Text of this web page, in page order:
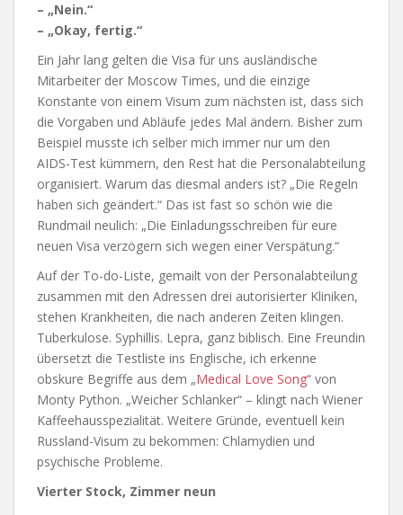
– „Nein.“
– „Okay, fertig.“
Ein Jahr lang gelten die Visa für uns ausländische
Mitarbeiter der Moscow Times, und die einzige
Konstante von einem Visum zum nächsten ist, dass sich
die Vorgaben und Abläufe jedes Mal ändern. Bisher zum
Beispiel musste ich selber mich immer nur um den
AIDS-Test kümmern, den Rest hat die Personalabteilung
organisiert. Warum das diesmal anders ist? „Die Regeln
haben sich geändert.“ Das ist fast so schön wie die
Rundmail neulich: „Die Einladungsschreiben für eure
neuen Visa verzögern sich wegen einer Verspätung.“
Auf der To-do-Liste, gemailt von der Personalabteilung
zusammen mit den Adressen drei autorisierter Kliniken,
stehen Krankheiten, die nach anderen Zeiten klingen.
Tuberkulose. Syphillis. Lepra, ganz biblisch. Eine Freundin
übersetzt die Testliste ins Englische, ich erkenne
obskure Begriffe aus dem „Medical Love Song“ von
Monty Python. „Weicher Schlanker“ – klingt nach Wiener
Kaffeehausspezialität. Weitere Gründe, eventuell kein
Russland-Visum zu bekommen: Chlamydien und
psychische Probleme.
Vierter Stock, Zimmer neun